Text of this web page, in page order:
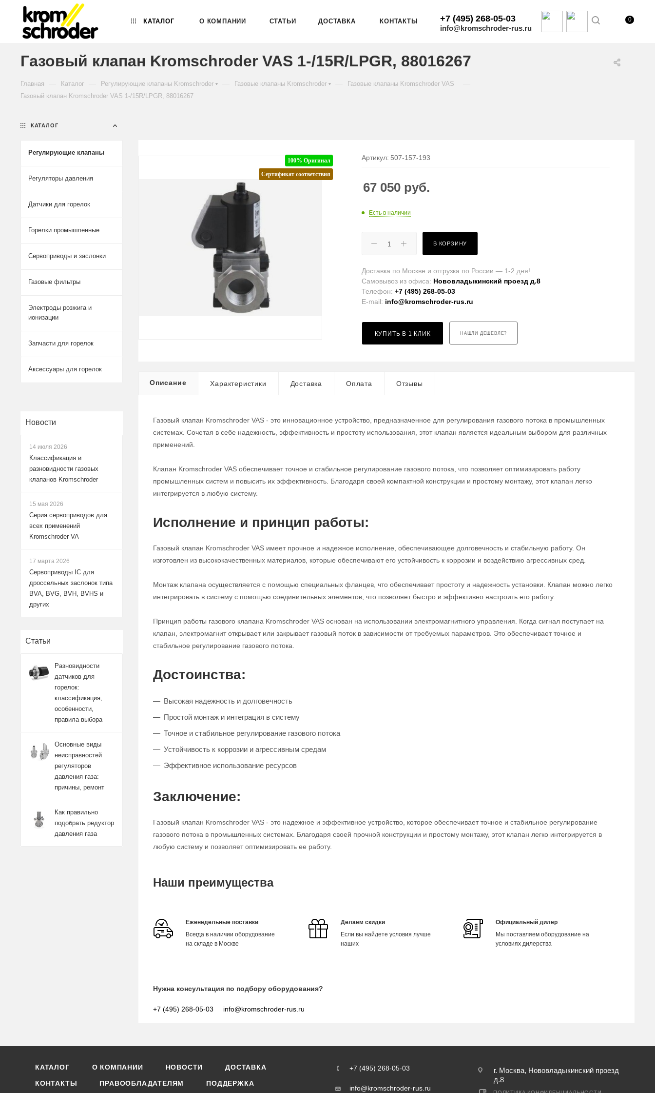
КАТАЛОГ О КОМПАНИИ СТАТЬИ ДОСТАВКА КОНТАКТЫ +7 (495) 268-05-03
info@kromschroder-rus.ru
0
Газовый клапан Kromschroder VAS 1-/15R/LPGR, 88016267
Главная Каталог Регулирующие клапаны Kromschroder Газовые клапаны Kromschroder Газовые клапаны Kromschroder VAS
Газовый клапан Kromschroder VAS 1-/15R/LPGR, 88016267
100% Оригинал
Сертификат соответствия
Артикул: 507-157-193
67 050 руб.
Есть в наличии
В КОРЗИНУ
Доставка по Москве и отгрузка по России — 1-2 дня!
Самовывоз из офиса: Нововладыкинский проезд д.8
Телефон:+7 (495) 268-05-03
E-mail: info@kromschroder-rus.ru
КУПИТЬ В 1 КЛИК НАШЛИ ДЕШЕВЛЕ?
Описание Характеристики Доставка Оплата Отзывы
Газовый клапан Kromschroder VAS - это инновационное устройство, предназначенное для регулирования газового потока в промышленных
системах. Сочетая в себе надежность, эффективность и простоту использования, этот клапан является идеальным выбором для различных
применений.
Клапан Kromschroder VAS обеспечивает точное и стабильное регулирование газового потока, что позволяет оптимизировать работу
промышленных систем и повысить их эффективность. Благодаря своей компактной конструкции и простому монтажу, этот клапан легко
интегрируется в любую систему.
Исполнение и принцип работы:
Газовый клапан Kromschroder VAS имеет прочное и надежное исполнение, обеспечивающее долговечность и стабильную работу. Он
изготовлен из высококачественных материалов, которые обеспечивают его устойчивость к коррозии и воздействию агрессивных сред.
Монтаж клапана осуществляется с помощью специальных фланцев, что обеспечивает простоту и надежность установки. Клапан можно легко
интегрировать в систему с помощью соединительных элементов, что позволяет быстро и эффективно настроить его работу.
Принцип работы газового клапана Kromschroder VAS основан на использовании электромагнитного управления. Когда сигнал поступает на
клапан, электромагнит открывает или закрывает газовый поток в зависимости от требуемых параметров. Это обеспечивает точное и
стабильное регулирование газового потока.
Достоинства:
Высокая надежность и долговечность
Простой монтаж и интеграция в систему
Точное и стабильное регулирование газового потока
Устойчивость к коррозии и агрессивным средам
Эффективное использование ресурсов
Заключение:
Газовый клапан Kromschroder VAS - это надежное и эффективное устройство, которое обеспечивает точное и стабильное регулирование
газового потока в промышленных системах. Благодаря своей прочной конструкции и простому монтажу, этот клапан легко интегрируется в
любую систему и позволяет оптимизировать ее работу.
Наши преимущества
Еженедельные поставки
Всегда в наличии оборудование
на складе в Москве
Делаем скидки
Если вы найдете условия лучше
наших
Официальный дилер
Мы поставляем оборудование на
условиях дилерства
Нужна консультация по подбору оборудования?
+7 (495) 268-05-03 info@kromschroder-rus.ru
КАТАЛОГ
Регулирующие клапаны
Регуляторы давления
Датчики для горелок
Горелки промышленные
Сервоприводы и заслонки
Газовые фильтры
Электроды розжига и
ионизации
Запчасти для горелок
Аксессуары для горелок
Новости
14 июля 2026
Классификация и
разновидности газовых
клапанов Kromschroder
15 мая 2026
Серия сервоприводов для
всех применений
Kromschroder VA
17 марта 2026
Сервоприводы IC для
дроссельных заслонок типа
BVA, BVG, BVH, BVHS и
других
Статьи
Разновидности
датчиков для
горелок:
классификация,
особенности,
правила выбора
Основные виды
неисправностей
регуляторов
давления газа:
причины, ремонт
Как правильно
подобрать редуктор
давления газа
КАТАЛОГ О КОМПАНИИ НОВОСТИ ДОСТАВКА
КОНТАКТЫ ПРАВООБЛАДАТЕЛЯМ ПОДДЕРЖКА
+7 (495) 268-05-03
info@kromschroder-rus.ru
г. Москва, Нововладыкинский проезд
д.8